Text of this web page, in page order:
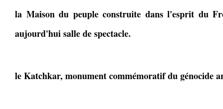
la Maison du peuple construite dans l'esprit du
aujourd'hui salle de spectacle.
le Katchkar, monument commémoratif du génocide